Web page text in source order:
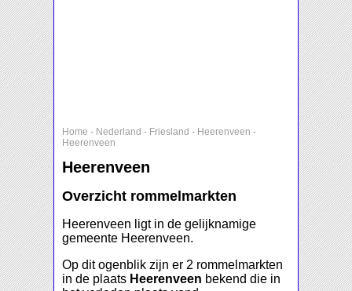
Home - Nederland - Friesland - Heerenveen -
Heerenveen
Heerenveen
Overzicht rommelmarkten
Heerenveen ligt in de gelijknamige
gemeente Heerenveen.
Op dit ogenblik zijn er 2 rommelmarkten
in de plaats Heerenveen bekend die in